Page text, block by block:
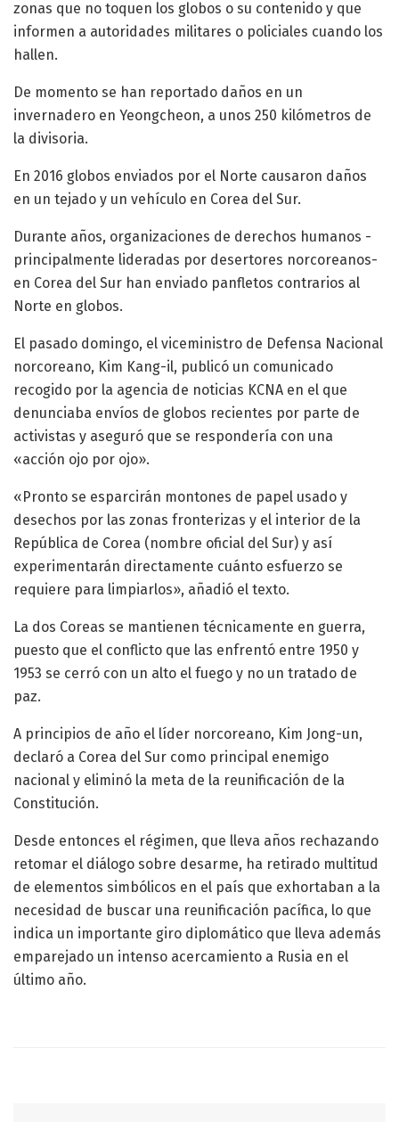
zonas que no toquen los globos o su contenido y que
informen a autoridades militares o policiales cuando los
hallen.
De momento se han reportado daños en un
invernadero en Yeongcheon, a unos 250 kilómetros de
la divisoria.
En 2016 globos enviados por el Norte causaron daños
en un tejado y un vehículo en Corea del Sur.
Durante años, organizaciones de derechos humanos -
principalmente lideradas por desertores norcoreanos-
en Corea del Sur han enviado panfletos contrarios al
Norte en globos.
El pasado domingo, el viceministro de Defensa Nacional
norcoreano, Kim Kang-il, publicó un comunicado
recogido por la agencia de noticias KCNA en el que
denunciaba envíos de globos recientes por parte de
activistas y aseguró que se respondería con una
«acción ojo por ojo».
«Pronto se esparcirán montones de papel usado y
desechos por las zonas fronterizas y el interior de la
República de Corea (nombre oficial del Sur) y así
experimentarán directamente cuánto esfuerzo se
requiere para limpiarlos», añadió el texto.
La dos Coreas se mantienen técnicamente en guerra,
puesto que el conflicto que las enfrentó entre 1950 y
1953 se cerró con un alto el fuego y no un tratado de
paz.
A principios de año el líder norcoreano, Kim Jong-un,
declaró a Corea del Sur como principal enemigo
nacional y eliminó la meta de la reunificación de la
Constitución.
Desde entonces el régimen, que lleva años rechazando
retomar el diálogo sobre desarme, ha retirado multitud
de elementos simbólicos en el país que exhortaban a la
necesidad de buscar una reunificación pacífica, lo que
indica un importante giro diplomático que lleva además
emparejado un intenso acercamiento a Rusia en el
último año.